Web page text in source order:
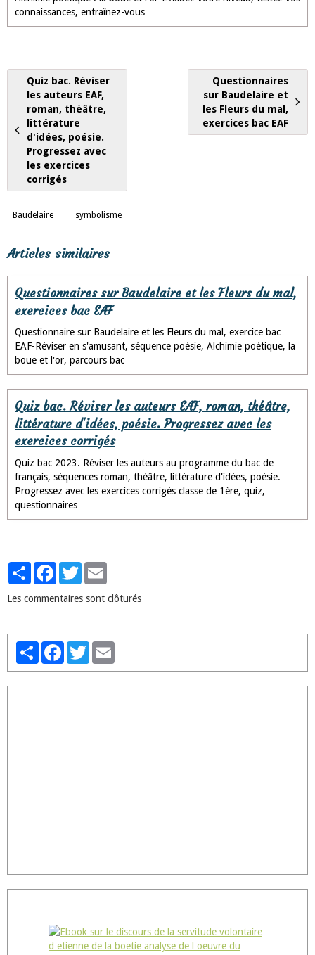
connaissances, entraînez-vous
Quiz bac. Réviser
les auteurs EAF,
roman, théâtre,
littérature
d'idées, poésie.
Progressez avec
les exercices
corrigés
Questionnaires
sur Baudelaire et
les Fleurs du mal,
exercices bac EAF
Baudelaire symbolisme
Articles similaires
Questionnaires sur Baudelaire et les Fleurs du mal,
exercices bac EAF
Questionnaire sur Baudelaire et les Fleurs du mal, exercice bac
EAF-Réviser en s'amusant, séquence poésie, Alchimie poétique, la
boue et l'or, parcours bac
Quiz bac. Réviser les auteurs EAF, roman, théâtre,
littérature d'idées, poésie. Progressez avec les
exercices corrigés
Quiz bac 2023. Réviser les auteurs au programme du bac de
français, séquences roman, théâtre, littérature d'idées, poésie.
Progressez avec les exercices corrigés classe de 1ère, quiz,
questionnaires
PartagerFacebookTwitter
Les commentaires sont clôturés
PartagerFacebookTwitter